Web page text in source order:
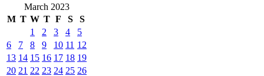
March 2023
M T W T F S
S
1
2 3 4
5
6
7 8 9 10 11 12
13 14 15 16 17 18 19
20 21 22 23 24 25 26